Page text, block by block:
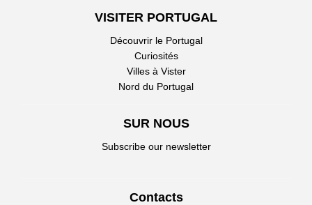
VISITER PORTUGAL
Découvrir le Portugal
Curiosités
Villes à Vister
Nord du Portugal
SUR NOUS
Subscribe our newsletter
Contacts